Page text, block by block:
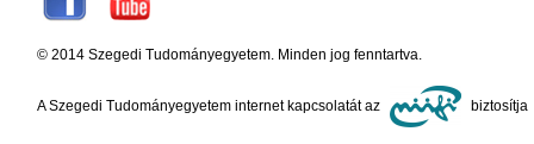
© 2014 Szegedi Tudományegyetem. Minden jog fenntartva.
A Szegedi Tudományegyetem internet kapcsolatát az biztosítja